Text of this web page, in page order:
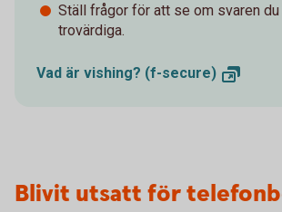
Ställ frågor för att se om svaren du
trovärdiga.
Vad är vishing? (f-secure)
Blivit utsatt för